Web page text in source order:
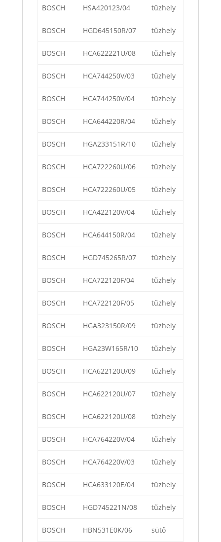
BOSCH HSA420123/04 tűzhely
BOSCH HGD645150R/07 tűzhely
BOSCH HCA622221U/08 tűzhely
BOSCH HCA744250V/03 tűzhely
BOSCH HCA744250V/04 tűzhely
BOSCH HCA644220R/04 tűzhely
BOSCH HGA233151R/10 tűzhely
BOSCH HCA722260U/06 tűzhely
BOSCH HCA722260U/05 tűzhely
BOSCH HCA422120V/04 tűzhely
BOSCH HCA644150R/04 tűzhely
BOSCH HGD745265R/07 tűzhely
BOSCH HCA722120F/04 tűzhely
BOSCH HCA722120F/05 tűzhely
BOSCH HGA323150R/09 tűzhely
BOSCH HGA23W165R/10 tűzhely
BOSCH HCA622120U/09 tűzhely
BOSCH HCA622120U/07 tűzhely
BOSCH HCA622120U/08 tűzhely
BOSCH HCA764220V/04 tűzhely
BOSCH HCA764220V/03 tűzhely
BOSCH HCA633120E/04 tűzhely
BOSCH HGD745221N/08 tűzhely
BOSCH HBN531E0K/06 sütő